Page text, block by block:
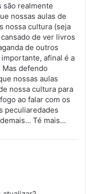
são realmente
nossas aulas de
nossa cultura (seja
de ver livros
de outros
afinal é a
defendo
nossas aulas
nossa cultura para
ao falar com os
peculiaredades
Té mais…